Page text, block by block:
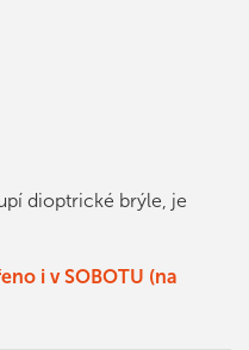
dioptrické brýle, je
i v SOBOTU (na